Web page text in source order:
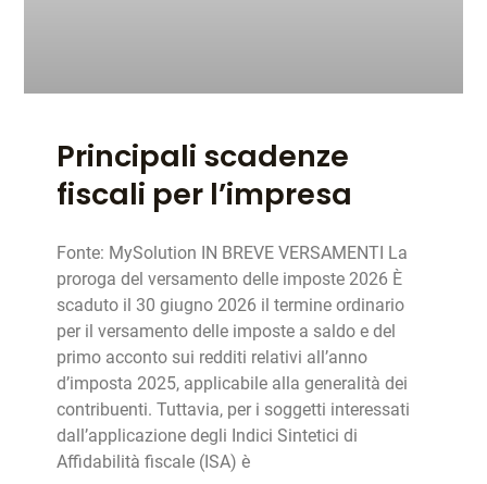
Principali scadenze
fiscali per l’impresa
Fonte: MySolution IN BREVE VERSAMENTI La
proroga del versamento delle imposte 2026 È
scaduto il 30 giugno 2026 il termine ordinario
per il versamento delle imposte a saldo e del
primo acconto sui redditi relativi all’anno
d’imposta 2025, applicabile alla generalità dei
contribuenti. Tuttavia, per i soggetti interessati
dall’applicazione degli Indici Sintetici di
Affidabilità fiscale (ISA) è